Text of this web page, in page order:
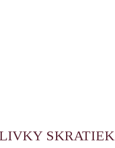
SKRATIEK